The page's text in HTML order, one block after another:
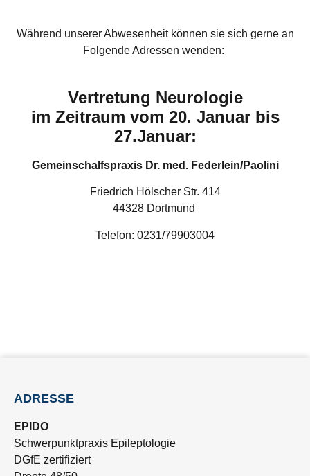
Während unserer Abwesenheit können sie sich gerne an
Folgende Adressen wenden:
Vertretung Neurologie
im Zeitraum vom 20. Januar bis
27.Januar:
Gemeinschalfspraxis Dr. med. Federlein/Paolini
Friedrich Hölscher Str. 414
44328 Dortmund
Telefon: 0231/79903004
ADRESSE
EPIDO
Schwerpunktpraxis Epileptologie
DGfE zertifiziert